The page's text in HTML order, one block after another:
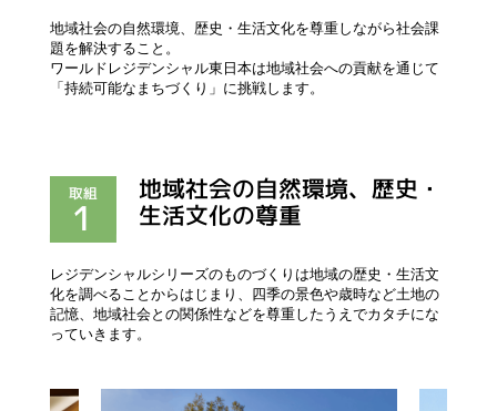
地域社会の自然環境、歴史・生活文化を尊重しながら社会課
題を解決すること。
ワールドレジデンシャル東日本は地域社会への貢献を通じて
「持続可能なまちづくり」に挑戦します。
取組
1
地域社会の⾃然環境、歴史・
生活文化の尊重
レジデンシャルシリーズのものづくりは地域の歴史・生活文
化を調べることからはじまり、四季の景色や歳時など土地の
記憶、地域社会との関係性などを尊重したうえでカタチにな
っていきます。